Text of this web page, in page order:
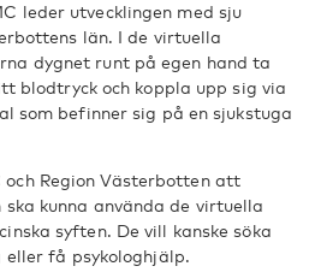
leder utvecklingen med sju
län. I de virtuella
dygnet runt på egen hand ta
blodtryck och koppla upp sig via
som befinner sig på en sjukstuga
Region Västerbotten att
kunna använda de virtuella
syften. De vill kanske söka
eller få psykologhjälp.